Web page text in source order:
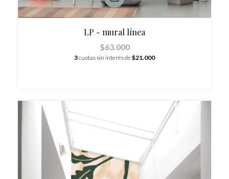
LP - mural línea
$63.000
3cuotas sin interés de$21.000